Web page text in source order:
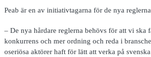
Peab är en av initiativtagarna för de nya
– De nya hårdare reglerna behövs för att vi ska
konkurrens och mer ordning och reda i
oseriösa aktörer haft för lätt att verka på